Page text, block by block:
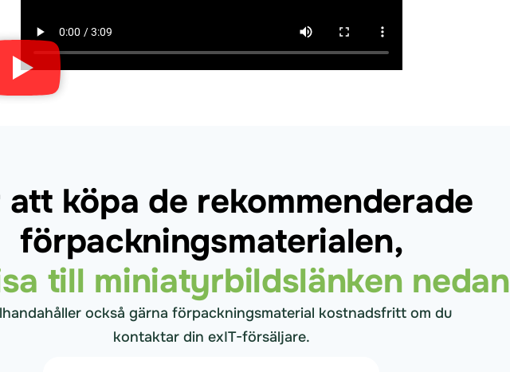
att köpa de rekommenderade
förpackningsmaterialen,
till miniatyrbildslänken nedan
också gärna förpackningsmaterial kostnadsfritt om du
kontaktar din exIT-försäljare.